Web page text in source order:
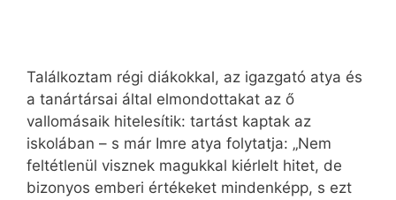
Találkoztam régi diákokkal, az igazgató atya és
a tanártársai által elmondottakat az ő
vallomásaik hitelesítik: tartást kaptak az
iskolában – s már Imre atya folytatja: „Nem
feltétlenül visznek magukkal kiérlelt hitet, de
bizonyos emberi értékeket mindenképp, s ezt